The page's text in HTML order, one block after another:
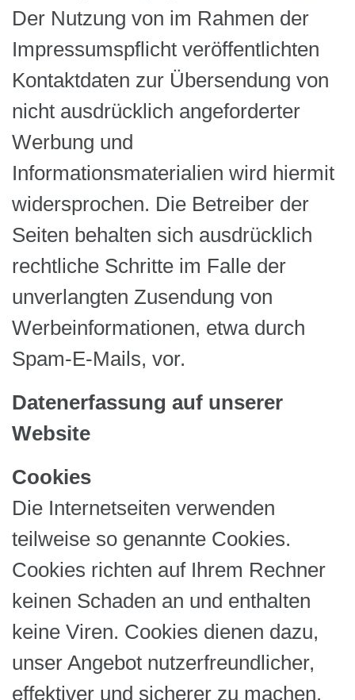
Der Nutzung von im Rahmen der
Impressumspflicht veröffentlichten
Kontaktdaten zur Übersendung von
nicht ausdrücklich angeforderter
Werbung und
Informationsmaterialien wird hiermit
widersprochen. Die Betreiber der
Seiten behalten sich ausdrücklich
rechtliche Schritte im Falle der
unverlangten Zusendung von
Werbeinformationen, etwa durch
Spam-E-Mails, vor.
Datenerfassung auf unserer
Website
Cookies
Die Internetseiten verwenden
teilweise so genannte Cookies.
Cookies richten auf Ihrem Rechner
keinen Schaden an und enthalten
keine Viren. Cookies dienen dazu,
unser Angebot nutzerfreundlicher,
effektiver und sicherer zu machen.